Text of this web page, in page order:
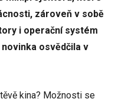
zároveň v sobě
i operační systém
osvědčila v
kina? Možnosti se